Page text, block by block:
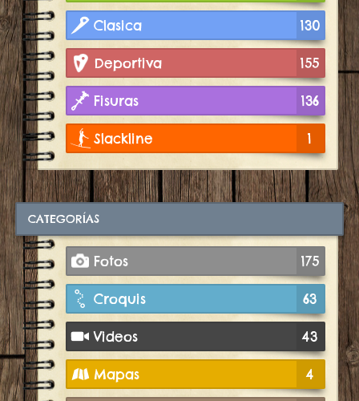
Clasica 130
Deportiva 155
Fisuras 136
Slackline 1
CATEGORÍAS
Fotos 175
Croquis 63
Videos 43
Mapas 4